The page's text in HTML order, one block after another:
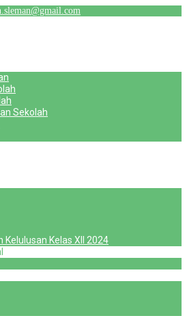
Sekolah
Kelulusan Kelas XII 2024